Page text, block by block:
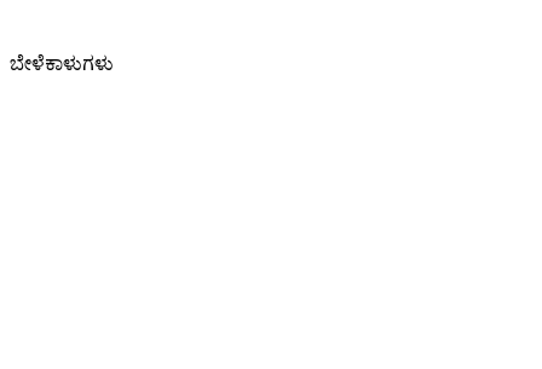
ಬೇಳೆಕಾಳುಗಳು